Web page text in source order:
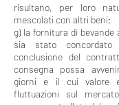
risultano, per loro
mescolati con altri beni;
g) la fornitura di
sia stato
conclusione del
consegna possa
giorni e il cui valore
fluttuazioni sul